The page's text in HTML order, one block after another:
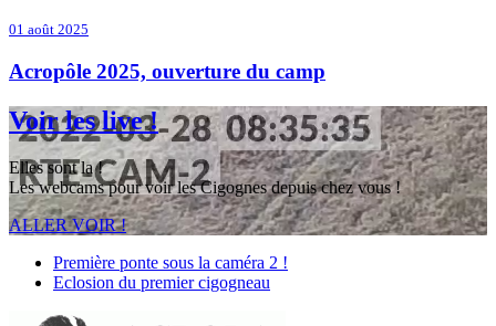
01 août 2025
Acropôle 2025, ouverture du camp
Voir les live !
Elles sont la !
Les webcams pour voir les Cigognes depuis chez vous !
ALLER VOIR !
Première ponte sous la caméra 2 !
Eclosion du premier cigogneau